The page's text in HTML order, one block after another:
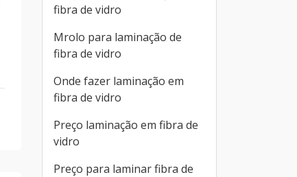
fibra de vidro
Mrolo para laminação de
fibra de vidro
Onde fazer laminação em
fibra de vidro
Preço laminação em fibra de
vidro
Preço para laminar fibra de